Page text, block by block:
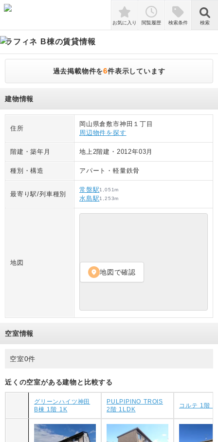
検索
お気に入り 閲覧履歴 検索条件 検索
ラフィネ B棟の賃貸情報
過去掲載物件を6件表示しています
建物情報
住所
岡山県倉敷市神田１丁目
周辺物件を探す
階建・築年月 地上2階建 ・ 2012年03月
種別・構造 アパート ・軽量鉄骨
最寄り駅/列車種別
常盤駅1,051m
水島駅1,253m
地図
location_on 地図で確認
空室情報
空室0件
近くの空室がある建物と比較する
グリーンハイツ神田
B棟 1階 1K
PULPIPINO TROIS
2階 1LDK
コルテ 1階